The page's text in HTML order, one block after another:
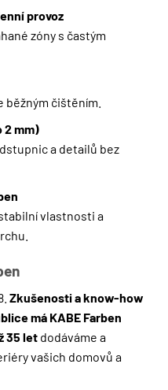
provoz
zóny s častým
čištěním.
2 mm)
a detailů bez
vlastnosti a
Zkušenosti a know-how
má KABE Farben
35 let dodáváme a
vašich domovů a